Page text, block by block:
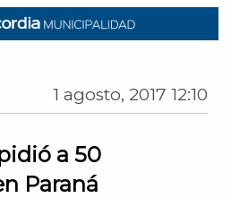
1 agosto, 2017 12:10
a 50
Paraná